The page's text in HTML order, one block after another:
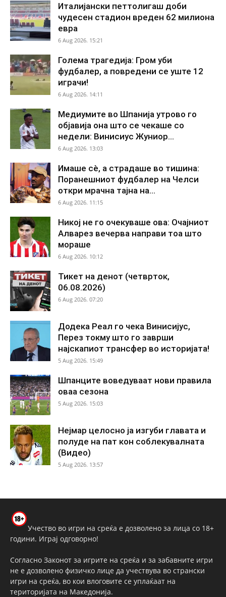
Италијански петтолигаш доби
чудесен стадион вреден 62 милиона
евра
6 Aug 2026. 15:21
Голема трагедија: Гром уби
фудбалер, а повредени се уште 12
играчи!
6 Aug 2026. 14:11
Медиумите во Шпанија утрово го
објавија она што се чекаше со
недели: Винисиус Жуниор...
6 Aug 2026. 13:03
Имаше сè, а страдаше во тишина:
Поранешниот фудбалер на Челси
откри мрачна тајна на...
6 Aug 2026. 11:15
Никој не го очекуваше ова: Очајниот
Алварез вечерва направи тоа што
мораше
6 Aug 2026. 10:12
Тикет на денот (четврток,
06.08.2026)
6 Aug 2026. 07:20
Додека Реал го чека Винисијус,
Перез токму што го заврши
најскапиот трансфер во историјата!
5 Aug 2026. 15:49
Шпанците воведуваат нови правила
оваа сезона
5 Aug 2026. 15:03
Нејмар целосно ја изгуби главата и
полуде на пат кон соблекувалната
(Видео)
5 Aug 2026. 13:57
Учество во игри на среќа е дозволено за лица со 18+
години. Играј одговорно!
Согласно Законот за игрите на среќа и за забавните игри
не е дозволено физичко лице да учествува во странски
игри на среќа, во кои влоговите се уплаќаат на
територијата на Македонија.